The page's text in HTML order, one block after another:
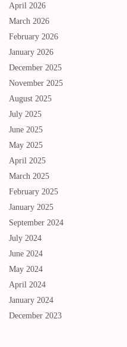
April 2026
March 2026
February 2026
January 2026
December 2025
November 2025
August 2025
July 2025
June 2025
May 2025
April 2025
March 2025
February 2025
January 2025
September 2024
July 2024
June 2024
May 2024
April 2024
January 2024
December 2023